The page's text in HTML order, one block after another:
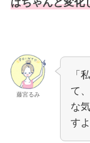
はちゃんと変化
藤宮るみ
「
て
な
すよ